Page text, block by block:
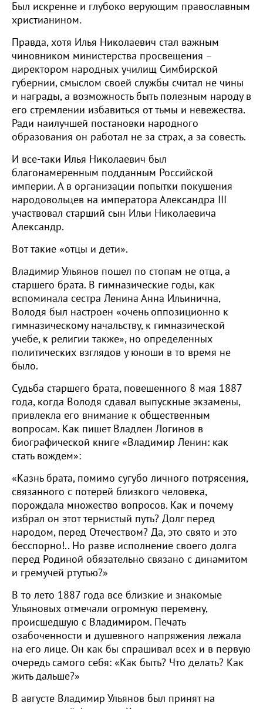
Был искренне и глубоко верующим православным
христианином.
Правда, хотя Илья Николаевич стал важным
чиновником министерства просвещения –
директором народных училищ Симбирской
губернии, смыслом своей службы считал не чины
и награды, а возможность быть полезным народу в
его стремлении избавиться от тьмы и невежества.
Ради наилучшей постановки народного
образования он работал не за страх, а за совесть.
И все-таки Илья Николаевич был
благонамеренным подданным Российской
империи. А в организации попытки покушения
народовольцев на императора Александра III
участвовал старший сын Ильи Николаевича
Александр.
Вот такие «отцы и дети».
Владимир Ульянов пошел по стопам не отца, а
старшего брата. В гимназические годы, как
вспоминала сестра Ленина Анна Ильинична,
Володя был настроен «очень оппозиционно к
гимназическому начальству, к гимназической
учебе, к религии также», но определенных
политических взглядов у юноши в то время не
было.
Судьба старшего брата, повешенного 8 мая 1887
года, когда Володя сдавал выпускные экзамены,
привлекла его внимание к общественным
вопросам. Как пишет Владлен Логинов в
биографической книге «Владимир Ленин: как
стать вождем»:
«Казнь брата, помимо сугубо личного потрясения,
связанного с потерей близкого человека,
порождала множество вопросов. Как и почему
избрал он этот тернистый путь? Долг перед
народом, перед Отечеством? Да, это свято и это
бесспорно!.. Но разве исполнение своего долга
перед Родиной обязательно связано с динамитом
и гремучей ртутью?»
В то лето 1887 года все близкие и знакомые
Ульяновых отмечали огромную перемену,
происшедшую с Владимиром. Печать
озабоченности и душевного напряжения лежала
на его лице. Он как бы спрашивал всех и в первую
очередь самого себя: «Как быть? Что делать? Как
жить дальше?»
В августе Владимир Ульянов был принят на